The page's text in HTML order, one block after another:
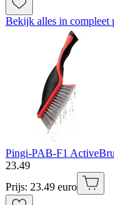
Bekijk alles in compleet
Pingi-PAB-F1
23.49
Prijs: 23.49 euro